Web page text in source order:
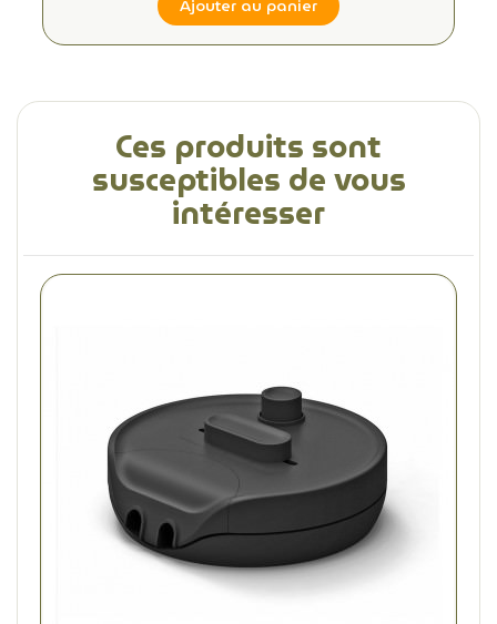
Ajouter au panier
Ces produits sont
susceptibles de vous
intéresser